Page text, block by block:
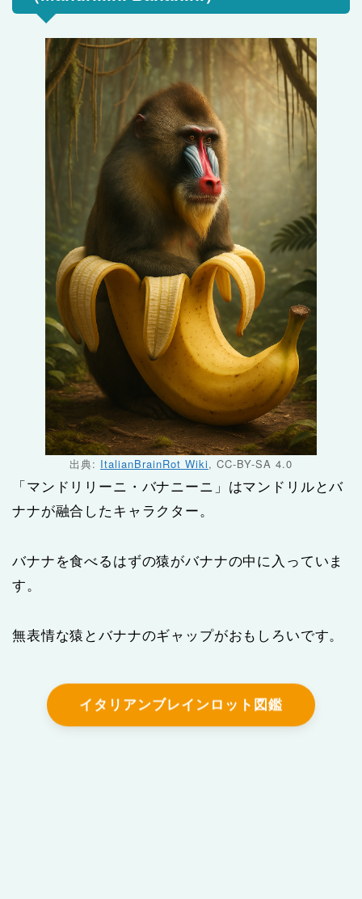
出典: ItalianBrainRot Wiki, CC-BY-SA 4.0
「マンドリリーニ・バナニーニ」はマンドリルとバ
ナナが融合したキャラクター。
バナナを食べるはずの猿がバナナの中に入っていま
す。
無表情な猿とバナナのギャップがおもしろいです。
イタリアンブレインロット図鑑